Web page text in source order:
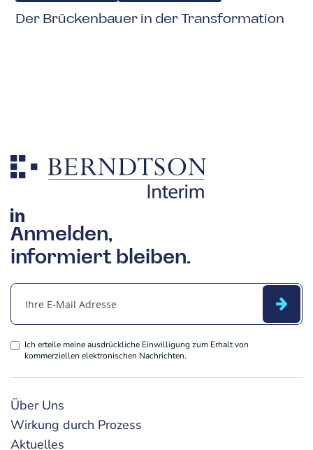
Der Brückenbauer in der Transformation
Anmelden,
informiert bleiben.
Ich erteile meine ausdrückliche Einwilligung zum Erhalt von
kommerziellen elektronischen Nachrichten.
Über Uns
Wirkung durch Prozess
Aktuelles